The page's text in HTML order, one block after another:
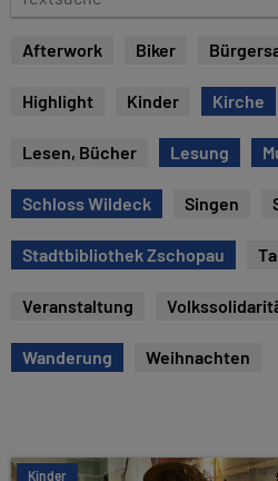
e
e
Afterwork Biker
Highlight Kinder Kirche
Lesen, Bücher Lesung
Schloss Wildeck Singen
Stadtbibliothek Zschopau
Veranstaltung
Wanderung Weihnachten
Kinder